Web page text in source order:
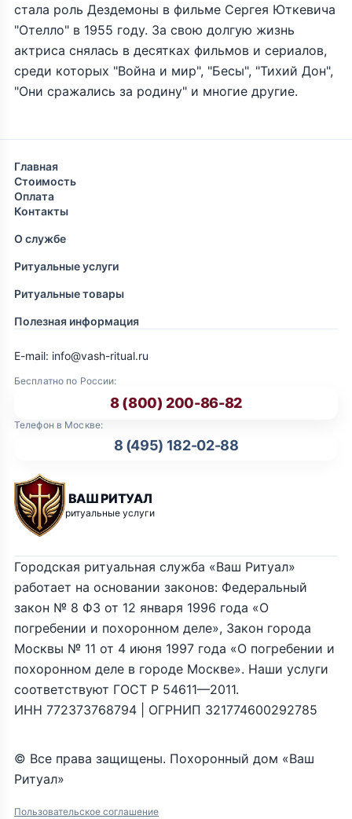
стала роль Дездемоны в фильме Сергея Юткевича
"Отелло" в 1955 году. За свою долгую жизнь
актриса снялась в десятках фильмов и сериалов,
среди которых "Война и мир", "Бесы", "Тихий Дон",
"Они сражались за родину" и многие другие.
Главная
Стоимость
Оплата
Контакты
О службе
Ритуальные услуги
Ритуальные товары
Полезная информация
ВАШ РИТУАЛ
ритуальные услуги
Бесплатно по России:
8 (800) 200-86-82
Телефон в Москве:
8 (495) 182-02-88
E-mail: info@vash-ritual.ru
© Все права защищены. Похоронный дом «Ваш
Ритуал»
Пользовательское соглашение
Городская ритуальная служба «Ваш Ритуал»
работает на основании законов: Федеральный
закон № 8 ФЗ от 12 января 1996 года «О
погребении и похоронном деле», Закон города
Москвы № 11 от 4 июня 1997 года «О погребении и
похоронном деле в городе Москве». Наши услуги
соответствуют ГОСТ Р 54611—2011.
ИНН 772373768794 | ОГРНИП 321774600292785